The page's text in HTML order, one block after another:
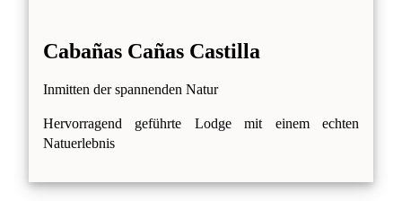
Cabañas Cañas Castilla
Inmitten der spannenden Natur
Hervorragend geführte Lodge mit einem echten
Natuerlebnis